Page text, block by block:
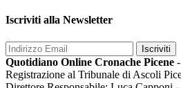
Iscriviti alla Newsletter
Iscriviti
Quotidiano Online Cronache Picene
Registrazione al Tribunale di Ascoli